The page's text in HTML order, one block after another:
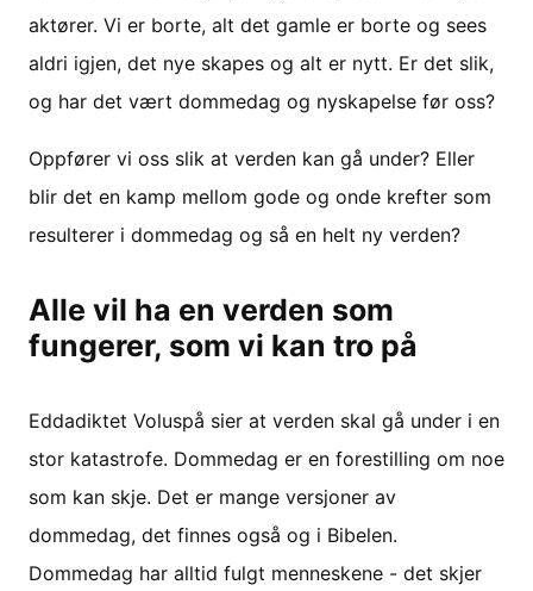
aktører. Vi er borte, alt det gamle er borte og sees
aldri igjen, det nye skapes og alt er nytt. Er det slik,
og har det vært dommedag og nyskapelse før oss?
Oppfører vi oss slik at verden kan gå under? Eller
blir det en kamp mellom gode og onde krefter som
resulterer i dommedag og så en helt ny verden?
Alle vil ha en verden som
fungerer, som vi kan tro på
Eddadiktet Voluspå sier at verden skal gå under i en
stor katastrofe. Dommedag er en forestilling om noe
som kan skje. Det er mange versjoner av
dommedag, det finnes også og i Bibelen.
Dommedag har alltid fulgt menneskene - det skjer